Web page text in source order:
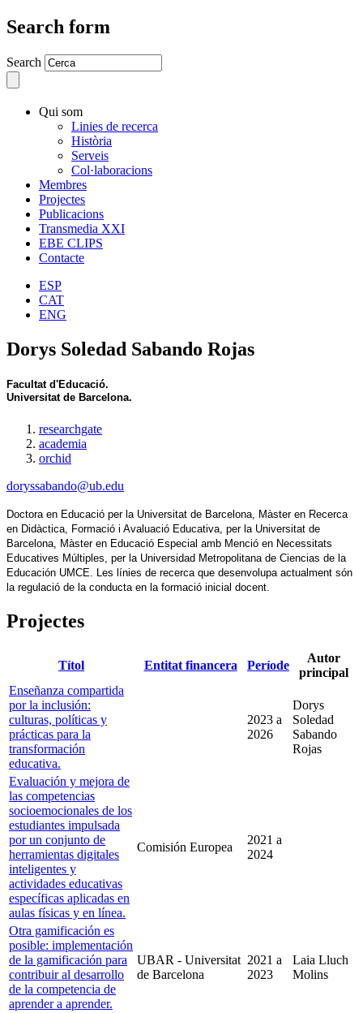
Search form
Search
Qui som
Linies de recerca
Història
Serveis
Col·laboracions
Membres
Projectes
Publicacions
Transmedia XXI
EBE CLIPS
Contacte
ESP
CAT
ENG
Dorys Soledad Sabando Rojas
Facultat d'Educació.
Universitat de Barcelona.
researchgate
academia
orchid
doryssabando@ub.edu
Doctora en Educació per la Universitat de Barcelona, Màster en Recerca
en Didàctica, Formació i Avaluació Educativa, per la Universitat de
Barcelona, Màster en Educació Especial amb Menció en Necessitats
Educatives Múltiples, per la Universidad Metropolitana de Ciencias de la
Educación UMCE. Les línies de recerca que desenvolupa actualment són
la regulació de la conducta en la formació inicial docent.
Projectes
Títol Entitat financera Període
Autor
principal
Enseñanza compartida
por la inclusión:
culturas, políticas y
prácticas para la
transformación
educativa.
2023 a
2026
Dorys
Soledad
Sabando
Rojas
Evaluación y mejora de
las competencias
socioemocionales de los
estudiantes impulsada
por un conjunto de
herramientas digitales
inteligentes y
actividades educativas
específicas aplicadas en
aulas físicas y en línea.
Comisión Europea
2021 a
2024
Otra gamificación es
posible: implementación
de la gamificación para
contribuir al desarrollo
de la competencia de
aprender a aprender.
UBAR - Universitat
de Barcelona
2021 a
2023
Laia Lluch
Molins